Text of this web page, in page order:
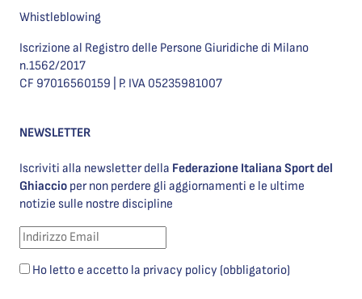
Whistleblowing
Iscrizione al Registro delle Persone Giuridiche di Milano
n.1562/2017
CF 97016560159 | P. IVA 05235981007
NEWSLETTER
Iscriviti alla newsletter della Federazione Italiana Sport del
Ghiaccio per non perdere gli aggiornamenti e le ultime
notizie sulle nostre discipline
Ho letto e accetto la privacy policy (obbligatorio)